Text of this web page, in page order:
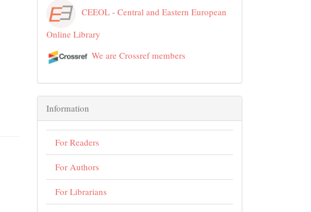
CEEOL - Central and Eastern European
Online Library
We are Crossref members
Information
For Readers
For Authors
For Librarians